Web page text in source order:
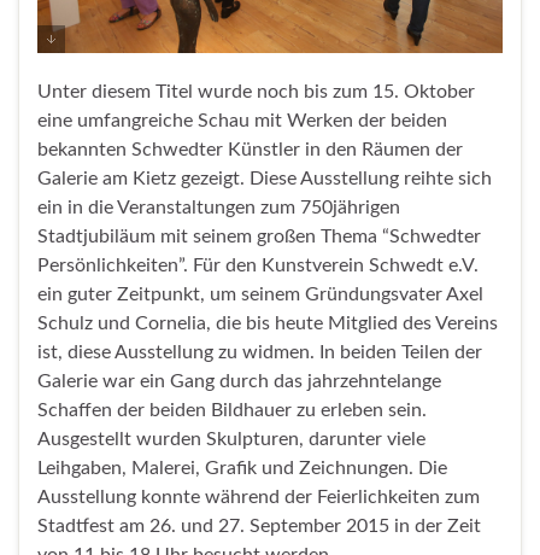
Unter diesem Titel wurde noch bis zum 15. Oktober
eine umfangreiche Schau mit Werken der beiden
bekannten Schwedter Künstler in den Räumen der
Galerie am Kietz gezeigt. Diese Ausstellung reihte sich
ein in die Veranstaltungen zum 750jährigen
Stadtjubiläum mit seinem großen Thema “Schwedter
Persönlichkeiten”. Für den Kunstverein Schwedt e.V.
ein guter Zeitpunkt, um seinem Gründungsvater Axel
Schulz und Cornelia, die bis heute Mitglied des Vereins
ist, diese Ausstellung zu widmen. In beiden Teilen der
Galerie war ein Gang durch das jahrzehntelange
Schaffen der beiden Bildhauer zu erleben sein.
Ausgestellt wurden Skulpturen, darunter viele
Leihgaben, Malerei, Grafik und Zeichnungen. Die
Ausstellung konnte während der Feierlichkeiten zum
Stadtfest am 26. und 27. September 2015 in der Zeit